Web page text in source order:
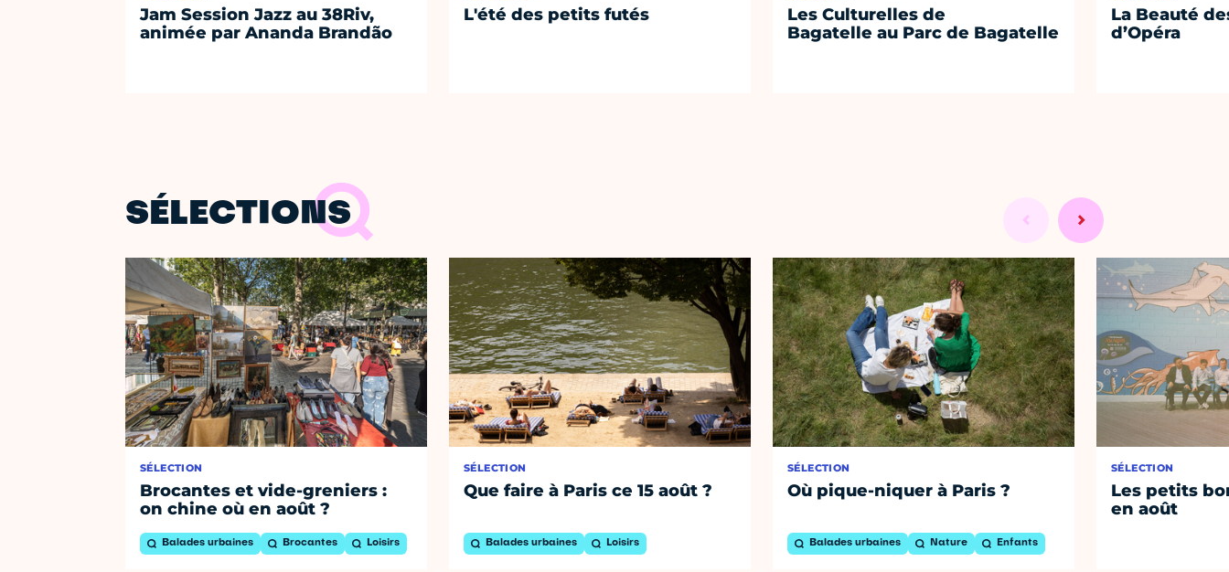
Jam Session Jazz au 38Riv,
animée par Ananda Brandão
L'été des petits futés
Les Culturelles de
Bagatelle au Parc de Bagatelle
La Beauté
d’Opéra
SÉLECTIONS
SÉLECTION
Brocantes et vide-greniers :
on chine où en août ?
Balades urbaines Brocantes Loisirs
SÉLECTION
Que faire à Paris ce 15 août ?
Balades urbaines Loisirs
SÉLECTION
Où pique-niquer à Paris ?
Balades urbaines Nature Enfants
SÉLECTION
Les petits
en août